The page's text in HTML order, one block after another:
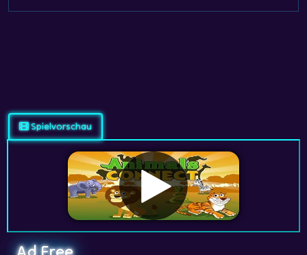
Ad Free